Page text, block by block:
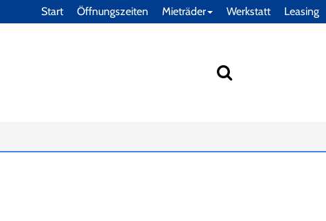
Start Öffnungszeiten Mieträder Werkstatt Leasing